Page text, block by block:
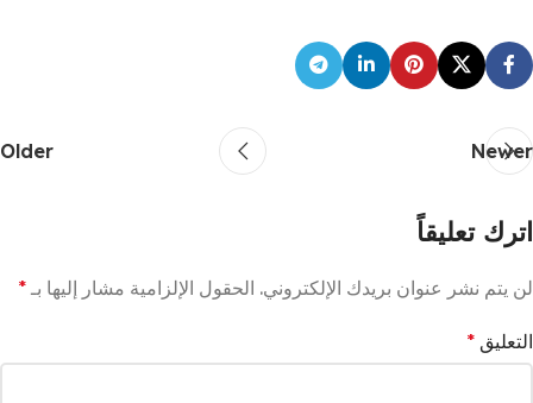
Newer
Older
اترك تعليقاً
لن يتم نشر عنوان بريدك الإلكتروني. الحقول الإلزامية مشار إليها بـ *
التعليق *